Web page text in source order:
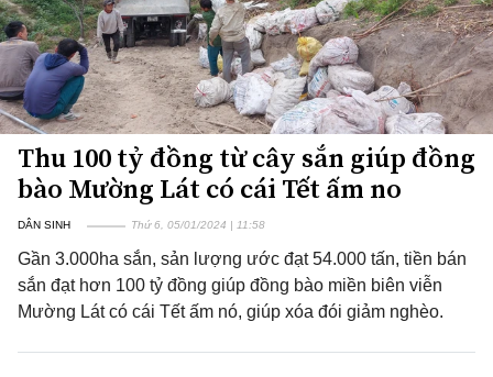
Thu 100 tỷ đồng từ cây sắn giúp đồng
bào Mường Lát có cái Tết ấm no
DÂN SINH Thứ 6, 05/01/2024 | 11:58
Gần 3.000ha sắn, sản lượng ước đạt 54.000 tấn, tiền bán
sắn đạt hơn 100 tỷ đồng giúp đồng bào miền biên viễn
Mường Lát có cái Tết ấm nó, giúp xóa đói giảm nghèo.